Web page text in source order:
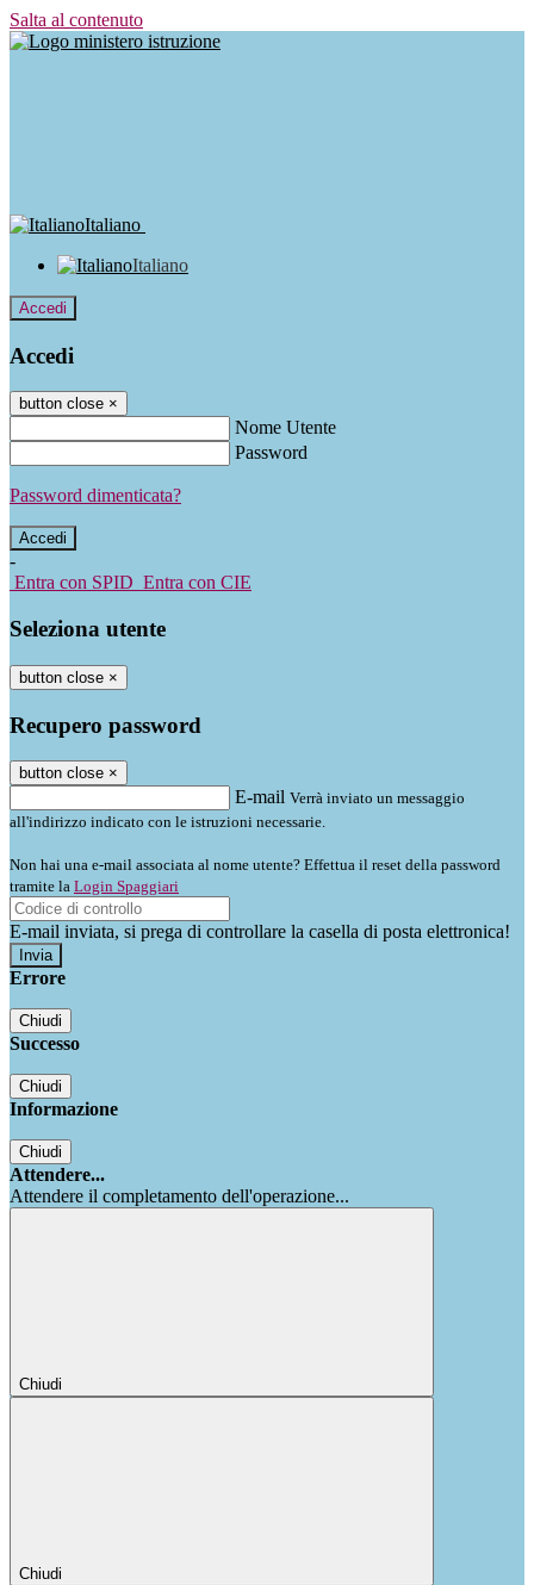
Salta al contenuto
Italiano
Italiano
Accedi
Accedi
button close ×
Nome Utente
Password
Password dimenticata?
-
Entra con SPID Entra con CIE
Seleziona utente
button close ×
Recupero password
button close ×
E-mail Verrà inviato un messaggio
all'indirizzo indicato con le istruzioni necessarie.
Non hai una e-mail associata al nome utente? Effettua il reset della password
tramite la Login Spaggiari
E-mail inviata, si prega di controllare la casella di posta elettronica!
Errore
Chiudi
Successo
Chiudi
Informazione
Chiudi
Attendere...
Attendere il completamento dell'operazione...
Chiudi
Chiudi